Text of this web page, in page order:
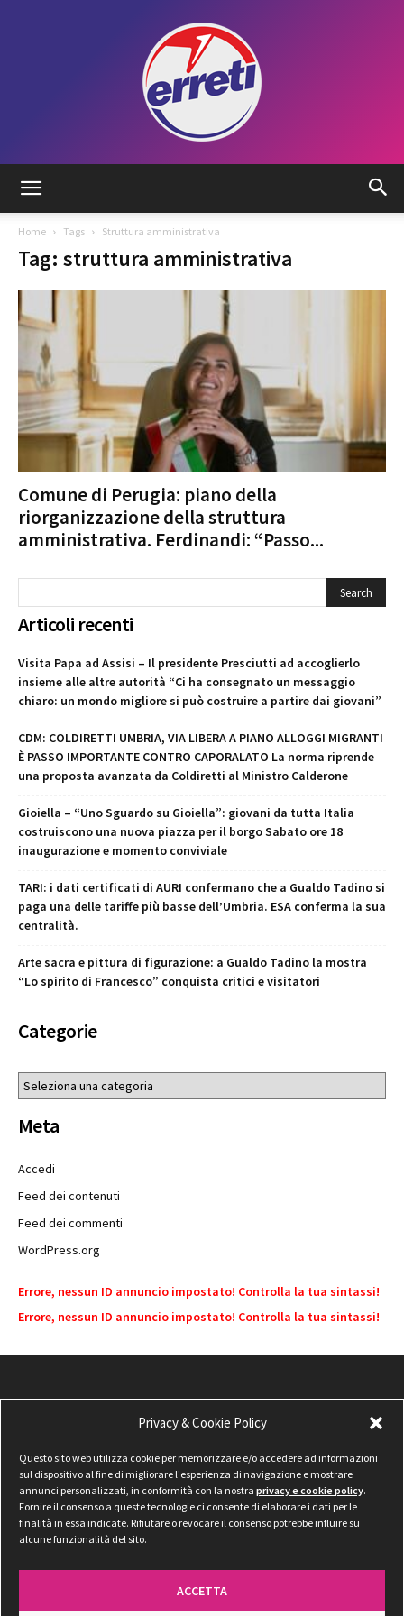
Privacy & Cookie Policy
Questo sito web utilizza cookie per memorizzare e/o accedere ad informazioni
sul dispositivo al fine di migliorare l'esperienza di navigazione e mostrare
annunci personalizzati, in conformità con la nostra privacy e cookie policy.
Fornire il consenso a queste tecnologie ci consente di elaborare i dati per le
finalità in essa indicate. Rifiutare o revocare il consenso potrebbe influire su
alcune funzionalità del sito.
ACCETTA
Tadino
Home Tags Struttura amministrativa
Tag: struttura amministrativa
Comune di Perugia: piano della
riorganizzazione della struttura
amministrativa. Ferdinandi: “Passo...
Articoli recenti
Visita Papa ad Assisi – Il presidente Presciutti ad accoglierlo
insieme alle altre autorità “Ci ha consegnato un messaggio
chiaro: un mondo migliore si può costruire a partire dai giovani”
CDM: COLDIRETTI UMBRIA, VIA LIBERA A PIANO ALLOGGI MIGRANTI
È PASSO IMPORTANTE CONTRO CAPORALATO La norma riprende
una proposta avanzata da Coldiretti al Ministro Calderone
Gioiella – “Uno Sguardo su Gioiella”: giovani da tutta Italia
costruiscono una nuova piazza per il borgo Sabato ore 18
inaugurazione e momento conviviale
TARI: i dati certificati di AURI confermano che a Gualdo Tadino si
paga una delle tariffe più basse dell’Umbria. ESA conferma la sua
centralità.
Arte sacra e pittura di figurazione: a Gualdo Tadino la mostra
“Lo spirito di Francesco” conquista critici e visitatori
Categorie
Categorie
Meta
Accedi
Feed dei contenuti
Feed dei commenti
WordPress.org
Errore, nessun ID annuncio impostato! Controlla la tua sintassi!
Errore, nessun ID annuncio impostato! Controlla la tua sintassi!